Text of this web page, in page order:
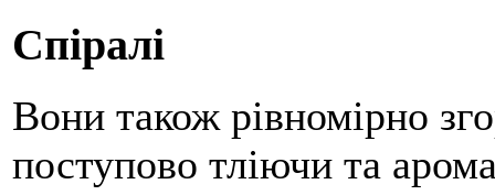
Спіралі
Вони також рівномірно
поступово тліючи та